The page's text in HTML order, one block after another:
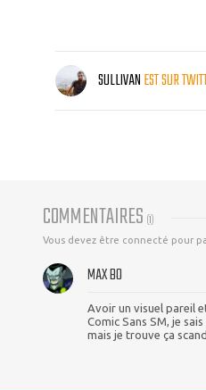
SULLIVANEST SUR
COMMENTAIRES (1)
Vous devez être connecté pour
MAX BO
Avoir un visuel pareil
Comic Sans SM, je
mais je trouve ça